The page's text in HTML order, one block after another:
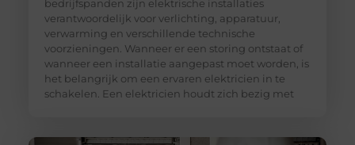
bedrijfspanden zijn elektrische installaties
verantwoordelijk voor verlichting, apparatuur,
verwarming en verschillende technische
voorzieningen. Wanneer er een storing ontstaat of
wanneer een installatie aangepast moet worden, is
het belangrijk om een ervaren elektricien in te
schakelen. Een elektricien houdt zich bezig met